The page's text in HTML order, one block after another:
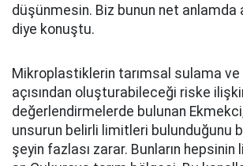
düşünmesin. Biz bunun net anlamda
diye konuştu.
Mikroplastiklerin tarımsal sulama
açısından oluşturabileceği riske
değerlendirmelerde bulunan
unsurun belirli limitleri bulunduğunu
şeyin fazlası zarar. Bunların hepsinin